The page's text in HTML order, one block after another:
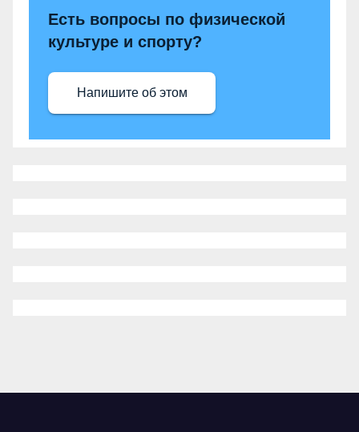
Есть вопросы по физической
культуре и спорту?
Напишите об этом